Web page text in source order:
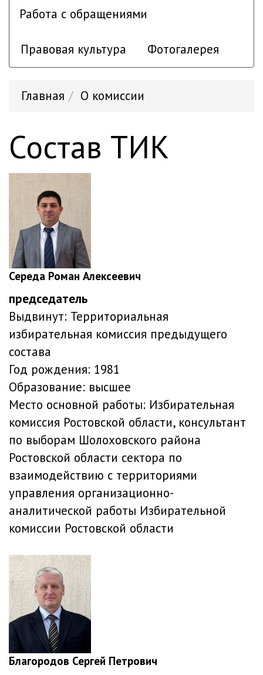
Работа с обращениями
Правовая культура Фотогалерея
Главная О комиссии
Состав ТИК
Середа Роман Алексеевич
председатель
Выдвинут: Территориальная
избирательная комиссия предыдущего
состава
Год рождения: 1981
Образование: высшее
Место основной работы: Избирательная
комиссия Ростовской области, консультант
по выборам Шолоховского района
Ростовской области сектора по
взаимодействию с территориями
управления организационно-
аналитической работы Избирательной
комиссии Ростовской области
Благородов Сергей Петрович